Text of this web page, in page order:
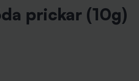
prickar (10g)